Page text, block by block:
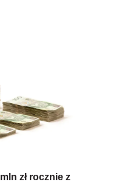
zł rocznie z